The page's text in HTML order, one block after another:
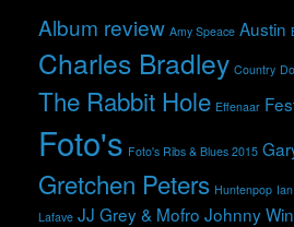
Album review Amy Speace Austin
Charles Bradley Country
The Rabbit Hole Effenaar
Foto's Foto's Ribs & Blues 2015
Gretchen Peters Huntenpop
Lafave JJ Grey & Mofro Johnny